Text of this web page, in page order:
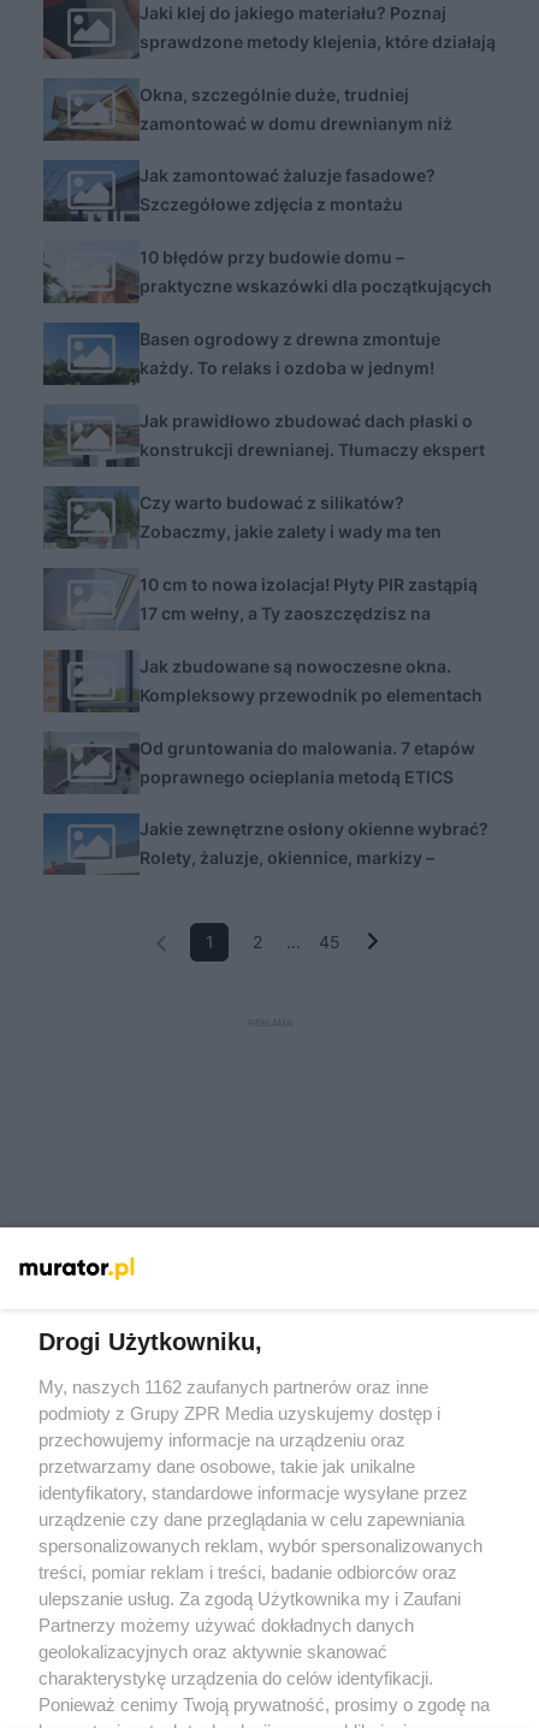
Jaki klej do jakiego materiału? Poznaj
sprawdzone metody klejenia, które działają
Okna, szczególnie duże, trudniej
zamontować w domu drewnianym niż
Jak zamontować żaluzje fasadowe?
Szczegółowe zdjęcia z montażu
10 błędów przy budowie domu –
praktyczne wskazówki dla początkujących
Basen ogrodowy z drewna zmontuje
każdy. To relaks i ozdoba w jednym!
Jak prawidłowo zbudować dach płaski o
konstrukcji drewnianej. Tłumaczy ekspert
Czy warto budować z silikatów?
Zobaczmy, jakie zalety i wady ma ten
10 cm to nowa izolacja! Płyty PIR zastąpią
17 cm wełny, a Ty zaoszczędzisz na
Jak zbudowane są nowoczesne okna.
Kompleksowy przewodnik po elementach
Od gruntowania do malowania. 7 etapów
poprawnego ocieplania metodą ETICS
Jakie zewnętrzne osłony okienne wybrać?
Rolety, żaluzje, okiennice, markizy –
1 2 ... 45
Żaden utwór zamieszczony w serwisie nie może być powielany i
rozpowszechniany lub dalej rozpowszechniany w jakikolwiek sposób
(w tym także elektroniczny lub mechaniczny) na jakimkolwiek polu
eksploatacji w jakiejkolwiek formie, włącznie z umieszczaniem w
Internecie bez pisemnej zgody właściciela praw. Jakiekolwiek użycie
lub wykorzystanie utworów w całości lub w części z naruszeniem
prawa, tzn. bez właściwej zgody, jest zabronione pod groźbą kary i
może być ścigane prawnie.
O nas
Drogi Użytkowniku,
My, naszych 1162 zaufanych partnerów oraz inne
podmioty z Grupy ZPR Media uzyskujemy dostęp i
przechowujemy informacje na urządzeniu oraz
przetwarzamy dane osobowe, takie jak unikalne
identyfikatory, standardowe informacje wysyłane przez
urządzenie czy dane przeglądania w celu zapewniania
spersonalizowanych reklam, wybór spersonalizowanych
treści, pomiar reklam i treści, badanie odbiorców oraz
ulepszanie usług. Za zgodą Użytkownika my i Zaufani
Partnerzy możemy używać dokładnych danych
geolokalizacyjnych oraz aktywnie skanować
charakterystykę urządzenia do celów identyfikacji.
Ponieważ cenimy Twoją prywatność, prosimy o zgodę na